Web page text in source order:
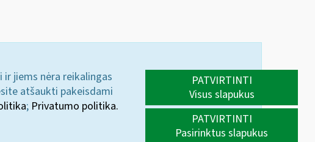
jiems nėra reikalingas
atšaukti pakeisdami
; Privatumo politika.
PATVIRTINTI
Visus slapukus
PATVIRTINTI
Pasirinktus slapukus